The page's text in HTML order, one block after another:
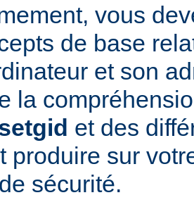
vous
de base
et son
la
et des
produire sur
sécurité.